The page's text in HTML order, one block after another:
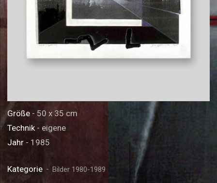
Größe - 50 x 35 cm
Technik- eigene
Jahr - 1985
Kategorie Bilder 1980-1989